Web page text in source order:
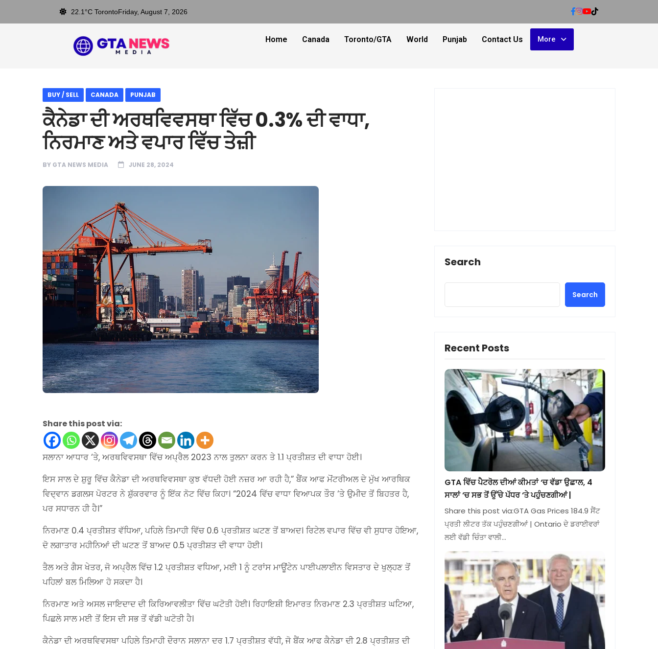
22.1°C TorontoFriday, August 7, 2026
Home Canada Toronto/GTA World Punjab Contact Us More
BUY / SELL CANADA PUNJAB
ਕੈਨੇਡਾ ਦੀ ਅਰਥਵਿਵਸਥਾ ਵਿੱਚ 0.3% ਦੀ ਵਾਧਾ,
ਨਿਰਮਾਣ ਅਤੇ ਵਪਾਰ ਵਿੱਚ ਤੇਜ਼ੀ
BY GTA NEWS MEDIA JUNE 28, 2024
Share this post via:
ਸਲਾਨਾ ਆਧਾਰ ‘ਤੇ, ਅਰਥਵਿਵਸਥਾ ਵਿੱਚ ਅਪ੍ਰੈਲ 2023 ਨਾਲ ਤੁਲਨਾ ਕਰਨ ਤੇ 1.1 ਪ੍ਰਤੀਸ਼ਤ ਦੀ ਵਾਧਾ ਹੋਈ।
ਇਸ ਸਾਲ ਦੇ ਸ਼ੁਰੂ ਵਿੱਚ ਕੈਨੇਡਾ ਦੀ ਅਰਥਵਿਵਸਥਾ ਕੁਝ ਵੱਧਦੀ ਹੋਈ ਨਜ਼ਰ ਆ ਰਹੀ ਹੈ,” ਬੈਂਕ ਆਫ ਮੋਂਟਰੀਅਲ ਦੇ ਮੁੱਖ ਆਰਥਿਕ
ਵਿਦ੍ਵਾਨ ਡਗਲਸ ਪੋਰਟਰ ਨੇ ਸ਼ੁੱਕਰਵਾਰ ਨੂੰ ਇੱਕ ਨੋਟ ਵਿੱਚ ਕਿਹਾ। “2024 ਵਿੱਚ ਵਾਧਾ ਵਿਆਪਕ ਤੌਰ ‘ਤੇ ਉਮੀਦ ਤੋਂ ਬਿਹਤਰ ਹੈ,
ਪਰ ਸਧਾਰਨ ਹੀ ਹੈ।”
ਨਿਰਮਾਣ 0.4 ਪ੍ਰਤੀਸ਼ਤ ਵੱਧਿਆ, ਪਹਿਲੇ ਤਿਮਾਹੀ ਵਿੱਚ 0.6 ਪ੍ਰਤੀਸ਼ਤ ਘਟਣ ਤੋਂ ਬਾਅਦ। ਰਿਟੇਲ ਵਪਾਰ ਵਿੱਚ ਵੀ ਸੁਧਾਰ ਹੋਇਆ,
ਦੋ ਲਗਾਤਾਰ ਮਹੀਨਿਆਂ ਦੀ ਘਟਣ ਤੋਂ ਬਾਅਦ 0.5 ਪ੍ਰਤੀਸ਼ਤ ਦੀ ਵਾਧਾ ਹੋਈ।
ਤੈਲ ਅਤੇ ਗੈਸ ਖੇਤਰ, ਜੋ ਅਪ੍ਰੈਲ ਵਿੱਚ 1.2 ਪ੍ਰਤੀਸ਼ਤ ਵਧਿਆ, ਮਈ 1 ਨੂੰ ਟਰਾਂਸ ਮਾਊਂਟੇਨ ਪਾਈਪਲਾਈਨ ਵਿਸਤਾਰ ਦੇ ਖੁਲ੍ਹਣ ਤੋਂ
ਪਹਿਲਾਂ ਬਲ ਮਿਲਿਆ ਹੋ ਸਕਦਾ ਹੈ।
ਨਿਰਮਾਣ ਅਤੇ ਅਸਲ ਜਾਇਦਾਦ ਦੀ ਕਿਰਿਆਵਲੀਤਾ ਵਿੱਚ ਘਟੋਤੀ ਹੋਈ। ਰਿਹਾਇਸ਼ੀ ਇਮਾਰਤ ਨਿਰਮਾਣ 2.3 ਪ੍ਰਤੀਸ਼ਤ ਘਟਿਆ,
ਪਿਛਲੇ ਸਾਲ ਮਈ ਤੋਂ ਇਸ ਦੀ ਸਭ ਤੋਂ ਵੱਡੀ ਘਟੋਤੀ ਹੈ।
ਕੈਨੇਡਾ ਦੀ ਅਰਥਵਿਵਸਥਾ ਪਹਿਲੇ ਤਿਮਾਹੀ ਦੌਰਾਨ ਸਲਾਨਾ ਦਰ 1.7 ਪ੍ਰਤੀਸ਼ਤ ਵੱਧੀ, ਜੋ ਬੈਂਕ ਆਫ ਕੈਨੇਡਾ ਦੀ 2.8 ਪ੍ਰਤੀਸ਼ਤ ਦੀ
Search
Search
Recent Posts
GTA ਵਿੱਚ ਪੈਟਰੋਲ ਦੀਆਂ ਕੀਮਤਾਂ ‘ਚ ਵੱਡਾ ਉਛਾਲ, 4
ਸਾਲਾਂ ‘ਚ ਸਭ ਤੋਂ ਉੱਚੇ ਪੱਧਰ ‘ਤੇ ਪਹੁੰਚਣਗੀਆਂ |
Share this post via:GTA Gas Prices 184.9 ਸੈਂਟ
ਪ੍ਰਤੀ ਲੀਟਰ ਤੱਕ ਪਹੁੰਚਣਗੀਆਂ | Ontario ਦੇ ਡਰਾਈਵਰਾਂ
ਲਈ ਵੱਡੀ ਚਿੰਤਾ ਵਾਲੀ…